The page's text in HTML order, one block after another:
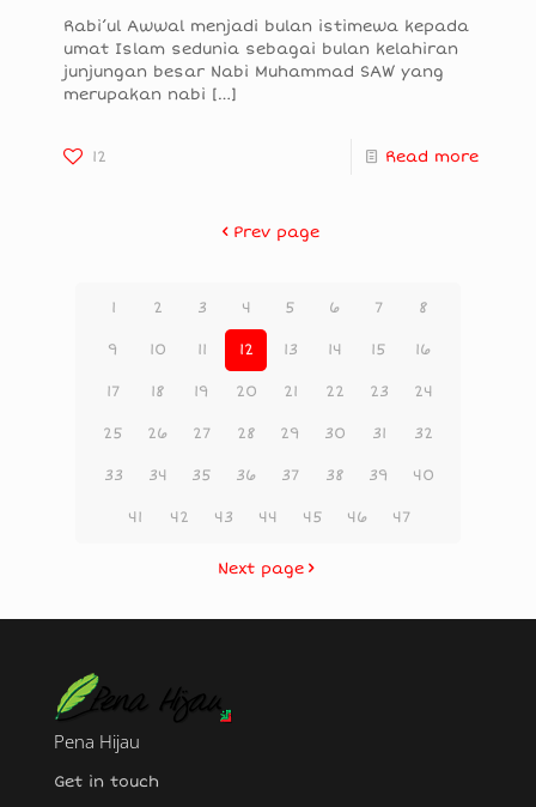
Rabi’ul Awwal menjadi bulan istimewa kepada
umat Islam sedunia sebagai bulan kelahiran
junjungan besar Nabi Muhammad SAW yang
merupakan nabi […]
12 Read more
Prev page
1 2 3 4 5 6 7 8
9 10 11 12 13 14 15 16
17 18 19 20 21 22 23 24
25 26 27 28 29 30 31 32
33 34 35 36 37 38 39 40
41 42 43 44 45 46 47
Next page
Pena Hijau
Get in touch